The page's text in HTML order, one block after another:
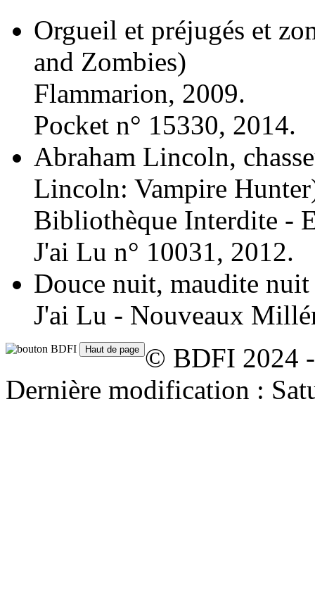
Orgueil et préjugés et
and Zombies)
Flammarion, 2009.
Pocket n° 15330, 2014.
Abraham Lincoln,
Lincoln: Vampire
Bibliothèque Interdite -
J'ai Lu n° 10031, 2012.
Douce nuit, maudite nuit
J'ai Lu - Nouveaux
© BDFI 2024
Dernière modification :